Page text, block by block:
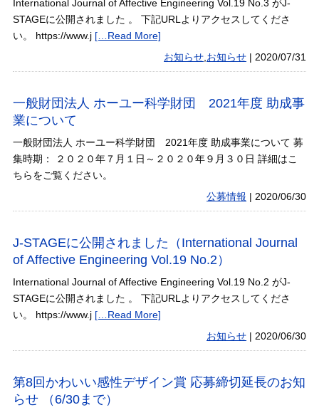
International Journal of Affective Engineering Vol.19 No.3 がJ-
STAGEに公開されました 。 下記URLよりアクセスしてくださ
い。 https://www.j […Read More]
お知らせ,お知らせ |2020/07/31
一般財団法人 ホーユー科学財団 2021年度 助成事
業について
一般財団法人 ホーユー科学財団 2021年度 助成事業について 募
集時期： ２０２０年７月１日～２０２０年９月３０日 詳細はこ
ちらをご覧ください。
公募情報 |2020/06/30
J-STAGEに公開されました（International Journal
of Affective Engineering Vol.19 No.2）
International Journal of Affective Engineering Vol.19 No.2 がJ-
STAGEに公開されました 。 下記URLよりアクセスしてくださ
い。 https://www.j […Read More]
お知らせ |2020/06/30
第8回かわいい感性デザイン賞 応募締切延長のお知
らせ （6/30まで）